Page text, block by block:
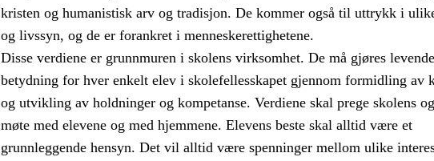
kristen og humanistisk arv og tradisjon. De kommer også til uttrykk i
og livssyn, og de er forankret i menneskerettighetene.
Disse verdiene er grunnmuren i skolens virksomhet. De må gjøres
betydning for hver enkelt elev i skolefellesskapet gjennom formidling av
og utvikling av holdninger og kompetanse. Verdiene skal prege skolens
møte med elevene og med hjemmene. Elevens beste skal alltid være et
grunnleggende hensyn. Det vil alltid være spenninger mellom ulike